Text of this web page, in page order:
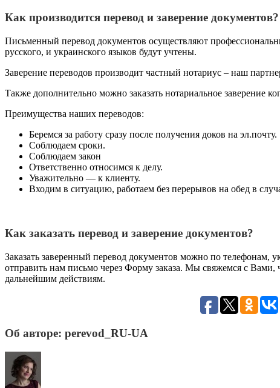
Как производится перевод и заверение документов?
Письменный перевод документов осуществляют
русского, и украинского языков будут учтены.
Заверение переводов производит частный нотариус – наш
Также дополнительно можно заказать нотариальное заверение
Преимущества наших переводов:
Беремся за работу сразу после получения доков на эл.почту.
Соблюдаем сроки.
Соблюдаем закон
Ответственно относимся к делу.
Уважительно — к клиенту.
Входим в ситуацию, работаем без перерывов на обед в
Как заказать перевод и заверение документов?
Заказать заверенный перевод документов можно по телефонам,
отправить нам письмо через Форму заказа. Мы свяжемся с Вами,
дальнейшим действиям.
Об авторе: perevod_RU-UA